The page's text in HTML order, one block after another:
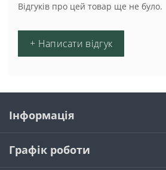
Відгуків про цей товар ще не було.
+ Написати відгук
Інформація
Графік роботи